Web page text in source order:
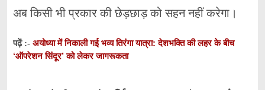
अबकिसीभीप्रकारकीछेड़छाड़कोसहननहींकरेगा।
पढ़ें :- अयोध्या में निकाली गई भव्य तिरंगा यात्रा: देशभक्ति की लहर के बीच
‘ऑपरेशन सिंदूर’ को लेकर जागरूकता